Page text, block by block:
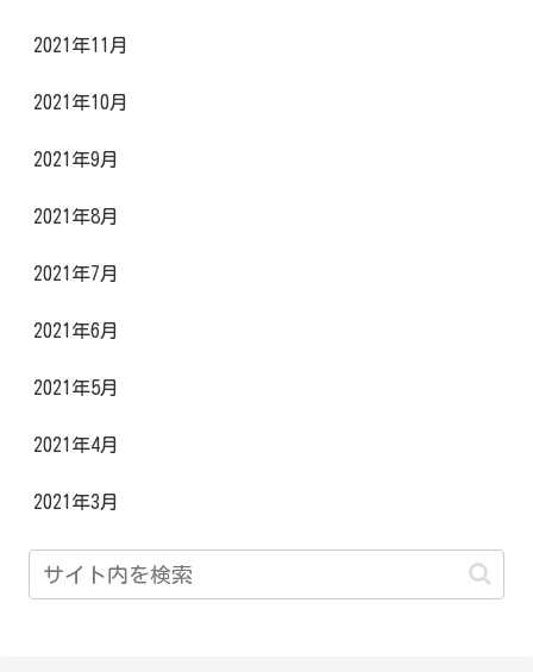
2021年11月
2021年10月
2021年9月
2021年8月
2021年7月
2021年6月
2021年5月
2021年4月
2021年3月